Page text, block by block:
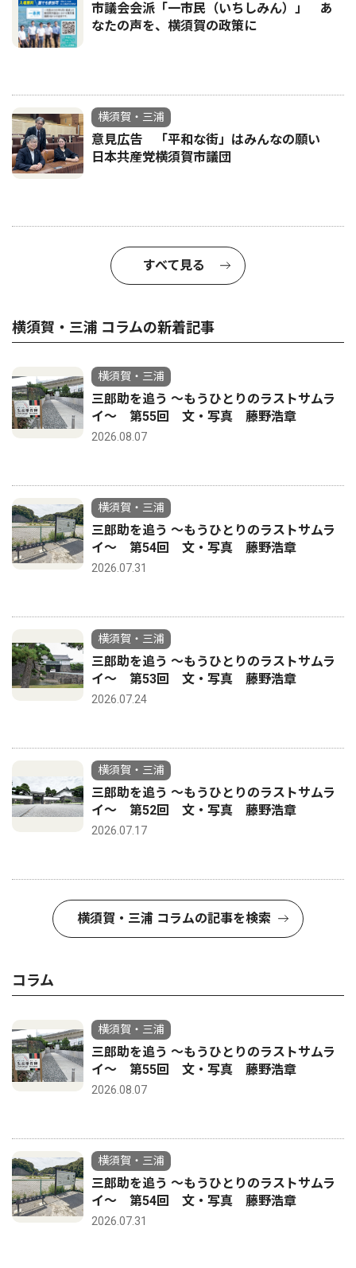
市議会会派「一市民（いちしみん）」 あ
なたの声を、横須賀の政策に
横須賀・三浦
意見広告 「平和な街」はみんなの願い
日本共産党横須賀市議団
すべて見る
横須賀・三浦 コラムの新着記事
横須賀・三浦
三郎助を追う 〜もうひとりのラストサムラ
イ〜 第55回 文・写真 藤野浩章
2026.08.07
横須賀・三浦
三郎助を追う 〜もうひとりのラストサムラ
イ〜 第54回 文・写真 藤野浩章
2026.07.31
横須賀・三浦
三郎助を追う 〜もうひとりのラストサムラ
イ〜 第53回 文・写真 藤野浩章
2026.07.24
横須賀・三浦
三郎助を追う 〜もうひとりのラストサムラ
イ〜 第52回 文・写真 藤野浩章
2026.07.17
横須賀・三浦 コラムの記事を検索
コラム
横須賀・三浦
三郎助を追う 〜もうひとりのラストサムラ
イ〜 第55回 文・写真 藤野浩章
2026.08.07
横須賀・三浦
三郎助を追う 〜もうひとりのラストサムラ
イ〜 第54回 文・写真 藤野浩章
2026.07.31